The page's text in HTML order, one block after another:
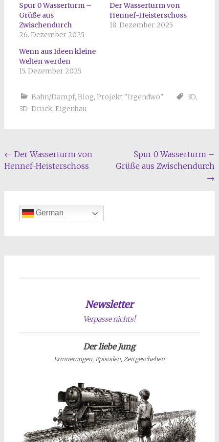
Spur 0 Wasserturm –
Grüße aus
Zwischendurch
26. Dezember 2025
Der Wasserturm von
Hennef-Heisterschoss
18. Dezember 2025
Wenn aus Ideen kleine
Welten werden
15. Dezember 2025
Bahn/Dampf, Blog, Projekt "Irgendwo" 3D,
3D-Druck, Eigenbau
Beitragsnavigation
← Der Wasserturm von
Hennef-Heisterschoss
Spur 0 Wasserturm –
Grüße aus Zwischendurch
→
German
Newsletter
Verpasse nichts!
Der liebe Jung
Erinnerungen, Episoden, Zeitgeschehen